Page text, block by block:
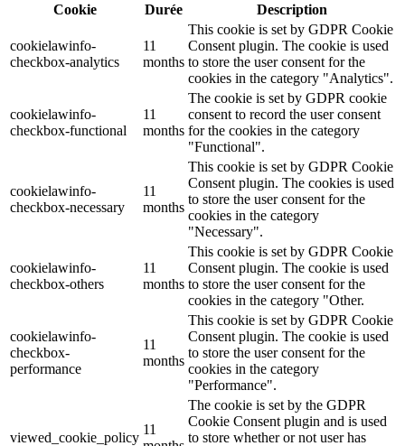
Cookie
Durée Description
cookielawinfo-
checkbox-analytics
11
months
This cookie is set by GDPR Cookie
Consent plugin. The cookie is used
to store the user consent for the
cookies in the category "Analytics".
cookielawinfo-
checkbox-functional
11
months
The cookie is set by GDPR cookie
consent to record the user consent
for the cookies in the category
"Functional".
cookielawinfo-
checkbox-necessary
11
months
This cookie is set by GDPR Cookie
Consent plugin. The cookies is used
to store the user consent for the
cookies in the category
"Necessary".
cookielawinfo-
checkbox-others
11
months
This cookie is set by GDPR Cookie
Consent plugin. The cookie is used
to store the user consent for the
cookies in the category "Other.
cookielawinfo-
checkbox-
performance
11
months
This cookie is set by GDPR Cookie
Consent plugin. The cookie is used
to store the user consent for the
cookies in the category
"Performance".
viewed_cookie_policy
11
The cookie is set by the GDPR
Cookie Consent plugin and is used
to store whether or not user has